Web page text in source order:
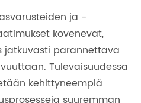
ja -
kovenevat,
jatkuvasti parannettava
Tulevaisuudessa
kehittyneempiä